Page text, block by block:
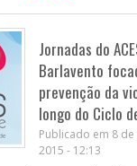
Jornadas do
Barlavento
prevenção da
longo do Ciclo
Publicado em 8
2015 - 12:13